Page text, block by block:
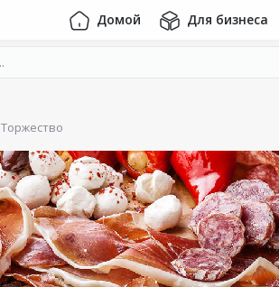
Домой Для бизнеса
Торжество